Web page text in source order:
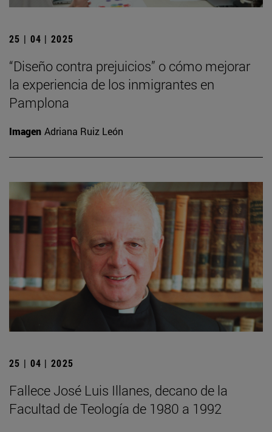
25 | 04 | 2025
“Diseño contra prejuicios” o cómo mejorar
la experiencia de los inmigrantes en
Pamplona
Imagen Adriana Ruiz León
25 | 04 | 2025
Fallece José Luis Illanes, decano de la
Facultad de Teología de 1980 a 1992